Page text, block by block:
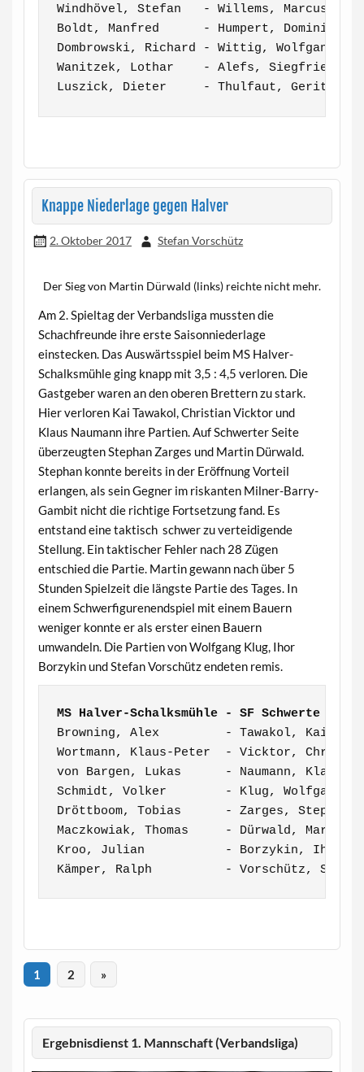
Windhövel, Stefan   - Willems, Marcus
Boldt, Manfred      - Humpert, Dominik
Dombrowski, Richard - Wittig, Wolfgang
Wanitzek, Lothar    - Alefs, Siegfried
Luszick, Dieter     - Thulfaut, Gerit
Knappe Niederlage gegen Halver
2. Oktober 2017 Stefan Vorschütz
Der Sieg von Martin Dürwald (links) reichte nicht mehr.
Am 2. Spieltag der Verbandsliga mussten die
Schachfreunde ihre erste Saisonniederlage
einstecken. Das Auswärtsspiel beim MS Halver-
Schalksmühle ging knapp mit 3,5 : 4,5 verloren. Die
Gastgeber waren an den oberen Brettern zu stark.
Hier verloren Kai Tawakol, Christian Vicktor und
Klaus Naumann ihre Partien. Auf Schwerter Seite
überzeugten Stephan Zarges und Martin Dürwald.
Stephan konnte bereits in der Eröffnung Vorteil
erlangen, als sein Gegner im riskanten Milner-Barry-
Gambit nicht die richtige Fortsetzung fand. Es
entstand eine taktisch schwer zu verteidigende
Stellung. Ein taktischer Fehler nach 28 Zügen
entschied die Partie. Martin gewann nach über 5
Stunden Spielzeit die längste Partie des Tages. In
einem Schwerfigurenendspiel mit einem Bauern
weniger konnte er als erster einen Bauern
umwandeln. Die Partien von Wolfgang Klug, Ihor
Borzykin und Stefan Vorschütz endeten remis.
MS Halver-Schalksmühle - SF Schwerte
Browning, Alex         - Tawakol, Kai
Wortmann, Klaus-Peter  - Vicktor,
von Bargen, Lukas      - Naumann,
Schmidt, Volker        - Klug, Wolfgang
Dröttboom, Tobias      - Zarges,
Maczkowiak, Thomas     - Dürwald,
Kroo, Julian           - Borzykin, Ihor
Kämper, Ralph          - Vorschütz,
1 2 »
Ergebnisdienst 1. Mannschaft (Verbandsliga)